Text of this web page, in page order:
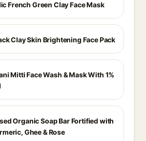
French Green Clay Face Mask
Clay Skin Brightening Face Pack
Mitti Face Wash & Mask With 1%
Organic Soap Bar Fortified with
Ghee & Rose